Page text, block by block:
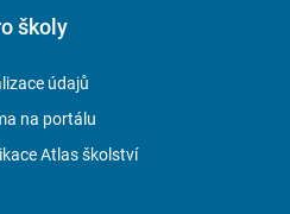
školy
údajů
na portálu
Atlas školství